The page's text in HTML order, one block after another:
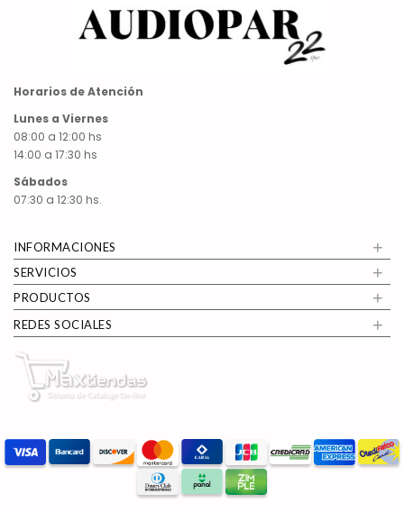
Horarios de Atención
Lunes a Viernes
08:00 a 12:00 hs
14:00 a 17:30 hs
Sábados
07:30 a 12:30 hs.
INFORMACIONES +
SERVICIOS +
PRODUCTOS +
REDES SOCIALES +